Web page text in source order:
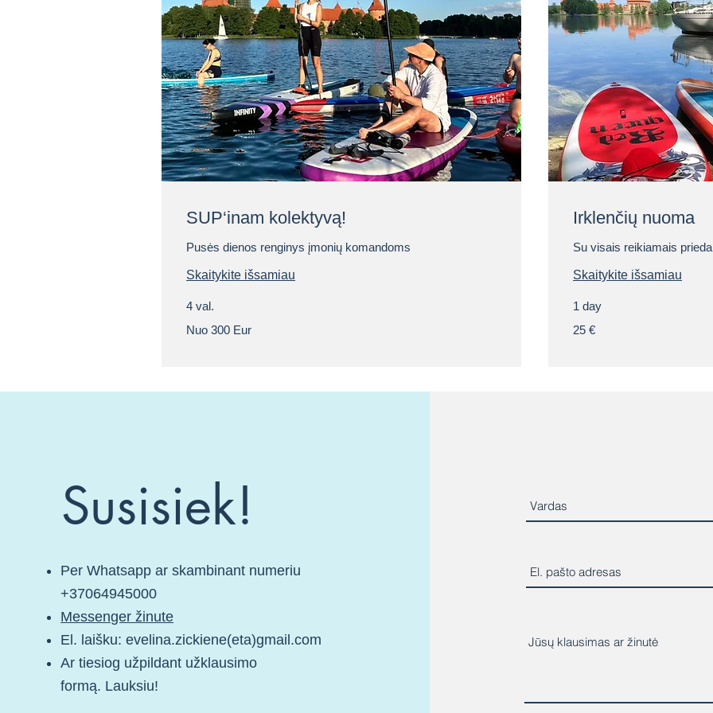
SUP‘inam kolektyvą!
Pusės dienos renginys įmonių komandoms
Skaitykite išsamiau
4 val.
300
Nuo 300 Eur
Irklenčių nuoma
Su visais reikiamais
Skaitykite išsamiau
1 day
eurai
25 €
Susisiek!
Per Whatsapp ar skambinant numeriu
+37064945000
Messenger žinute
E l. laišku: evelina.zickiene(eta)gmail.com
Ar tiesiog užpildant užklausimo
formą. Lauksiu!